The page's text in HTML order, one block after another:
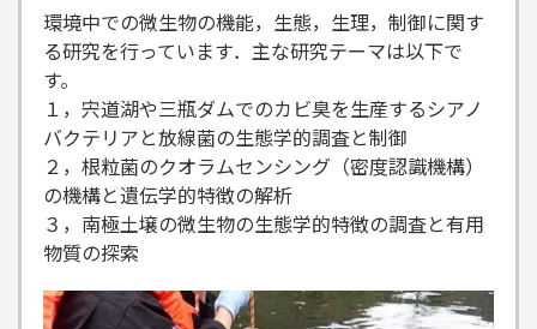
環境中での微生物の機能，生態，生理，制御に関す
る研究を行っています．主な研究テーマは以下で
す。
１，宍道湖や三瓶ダムでのカビ臭を生産するシアノ
バクテリアと放線菌の生態学的調査と制御
２，根粒菌のクオラムセンシング（密度認識機構）
の機構と遺伝学的特徴の解析
３，南極土壌の微生物の生態学的特徴の調査と有用
物質の探索